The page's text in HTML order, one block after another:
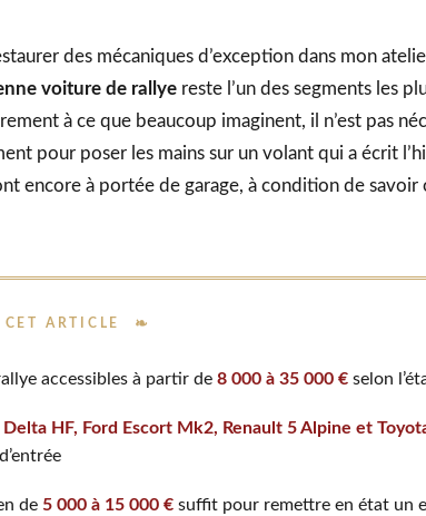
des mécaniques d’exception dans mon
voiture de rallye reste l’un des segments les
à ce que beaucoup imaginent, il n’est pas
pour poser les mains sur un volant qui a écrit
encore à portée de garage, à condition de savoir
CET ARTICLE
accessibles à partir de 8 000 à 35 000 €selon
HF, Ford Escort Mk2, Renault 5 Alpine et
de 5 000 à 15 000 €suffit pour remettre en état un